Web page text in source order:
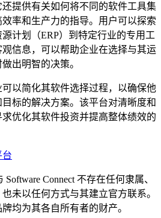
提供有关如何将不同的软件工具集
率和生产力的指导。用户可以探索
计划（ERP）到特定行业的专用工
信息，可以帮助企业在选择与其运
出明智的决策。
以简化其软件选择过程，以确保他
标的解决方案。该平台对清晰度和
优化其软件投资并提高整体绩效的
台
Software Connect 不存在任何隶属、
未以任何方式与其建立官方联系。
均为其各自所有者的财产。